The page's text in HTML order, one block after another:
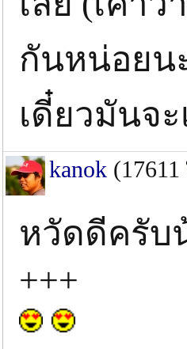
กันหน่อยน
เดี๋ยวมันจะ
kanok (17611
หวัดดีครับ
+++